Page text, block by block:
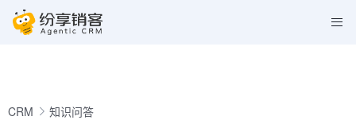
CRM 知识问答